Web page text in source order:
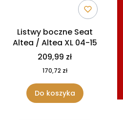
Listwy boczne Seat
Altea / Altea XL 04-15
209,99 zł
170,72 zł
Do koszyka